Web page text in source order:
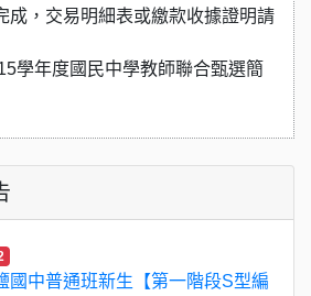
成，交易明細表或繳款收據證明請
學年度國民中學教師聯合甄選簡
國中普通班新生【第一階段S型編